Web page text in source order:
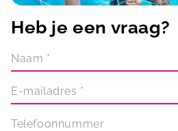
Heb je een vraag?
Naam *
E-mailadres *
Telefoonnummer